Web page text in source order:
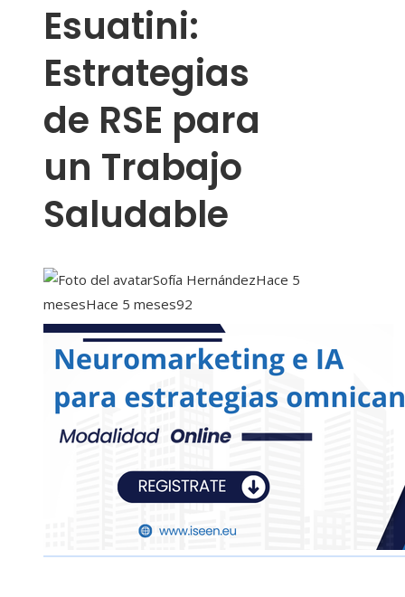
Esuatini:
Estrategias
de RSE para
un Trabajo
Saludable
Sofía HernándezHace 5
mesesHace 5 meses92